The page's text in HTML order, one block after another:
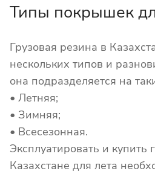
Типы покрышек
Грузовая резина в
нескольких типов и
она подразделяется на
• Летняя;
• Зимняя;
• Всесезонная.
Эксплуатировать и купить
Казахстане для лета